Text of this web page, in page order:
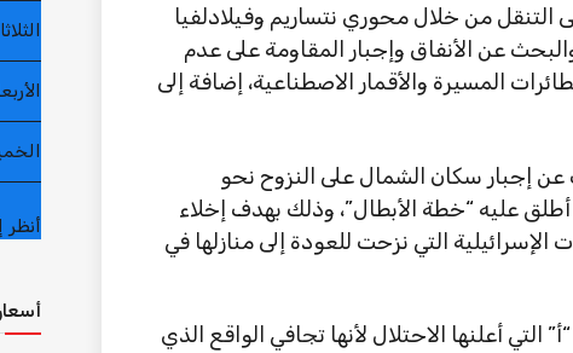
التنقل من خلال محوري نتساريم وفيلادلفيا
عن الأنفاق وإجبار المقاومة على عدم
المسيرة والأقمار الاصطناعية، إضافة إلى
إجبار سكان الشمال على النزوح نحو
عليه “خطة الأبطال”، وذلك بهدف إخلاء
الإسرائيلية التي نزحت للعودة إلى منازلها في
أعلنها الاحتلال لأنها تجافي الواقع الذي
أنظر